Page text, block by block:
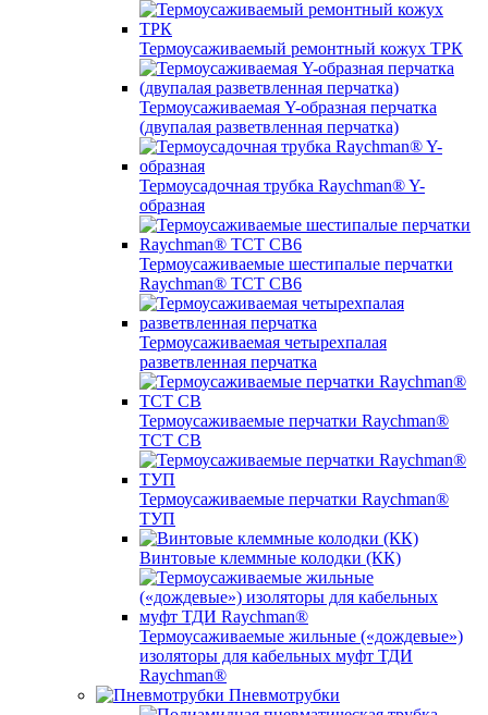
Термоусаживаемый ремонтный кожух ТРК
Термоусаживаемая Y-образная перчатка
(двупалая разветвленная перчатка)
Термоусадочная трубка Raychman® Y-
образная
Термоусаживаемые шестипалые перчатки
Raychman® ТСТ СВ6
Термоусаживаемая четырехпалая
разветвленная перчатка
Термоусаживаемые перчатки Raychman®
TCT CB
Термоусаживаемые перчатки Raychman®
ТУП
Винтовые клеммные колодки (КК)
Термоусаживаемые жильные («дождевые»)
изоляторы для кабельных муфт ТДИ
Raychman®
Пневмотрубки